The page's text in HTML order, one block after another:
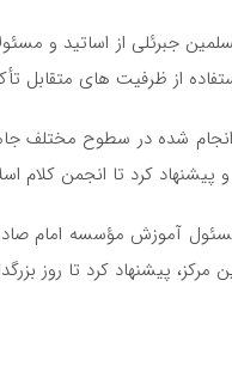
جبرئلی از اساتید و
از ظرفیت های متقابل
شده در سطوح مختلف
کرد تا انجمن کلام
آموزش مؤسسه امام
مرکز، پیشنهاد کرد تا روز